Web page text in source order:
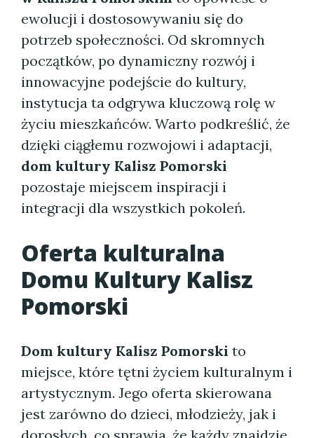
ewolucji i dostosowywaniu się do
potrzeb społeczności. Od skromnych
początków, po dynamiczny rozwój i
innowacyjne podejście do kultury,
instytucja ta odgrywa kluczową rolę w
życiu mieszkańców. Warto podkreślić, że
dzięki ciągłemu rozwojowi i adaptacji,
dom kultury Kalisz Pomorski
pozostaje miejscem inspiracji i
integracji dla wszystkich pokoleń.
Oferta kulturalna
Domu Kultury Kalisz
Pomorski
Dom kultury Kalisz Pomorski to
miejsce, które tętni życiem kulturalnym i
artystycznym. Jego oferta skierowana
jest zarówno do dzieci, młodzieży, jak i